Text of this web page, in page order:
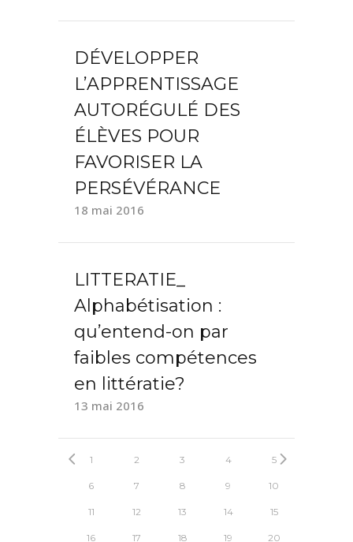
DÉVELOPPER
L’APPRENTISSAGE
AUTORÉGULÉ DES
ÉLÈVES POUR
FAVORISER LA
PERSÉVÉRANCE
18 mai 2016
LITTERATIE_
Alphabétisation :
qu’entend-on par
faibles compétences
en littératie?
13 mai 2016
1 2 3 4 5
6 7 8 9 10
11 12 13 14 15
16 17 18 19 20